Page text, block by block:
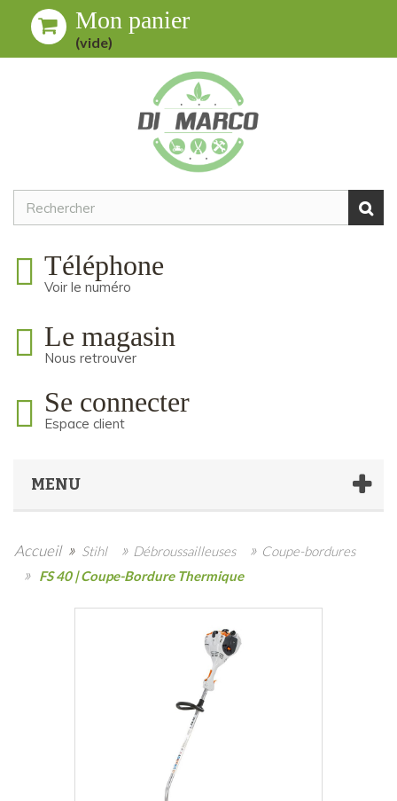
Mon panier
(vide)
Téléphone
Voir le numéro
Le magasin
Nous retrouver
Se connecter
Espace client
MENU
Accueil » Stihl » Débroussailleuses » Coupe-bordures
» FS 40 | Coupe-Bordure Thermique